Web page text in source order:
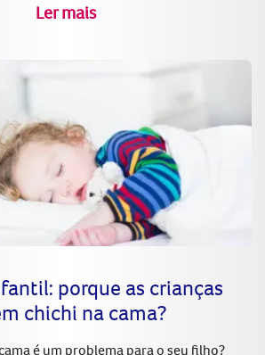
Ler mais
porque as crianças
chichi na cama?
é um problema para o seu filho?